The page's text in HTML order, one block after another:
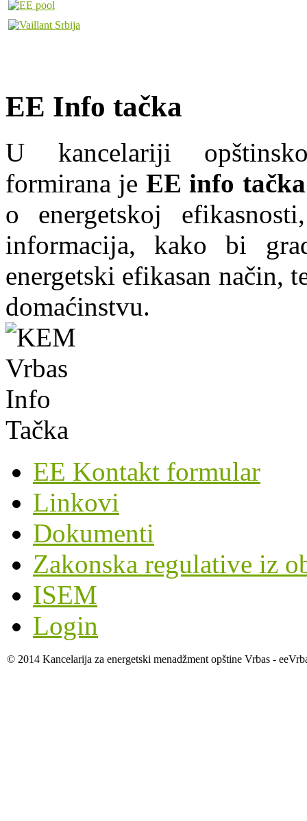
EE Info tačka
U kancelariji
formirana je EE info tačka
o energetskoj
informacija, kako bi
energetski efikasan način,
domaćinstvu.
EE Kontakt formular
Linkovi
Dokumenti
Zakonska regulative iz
ISEM
Login
© 2014 Kancelarija za energetski menadžment opštine Vrbas -